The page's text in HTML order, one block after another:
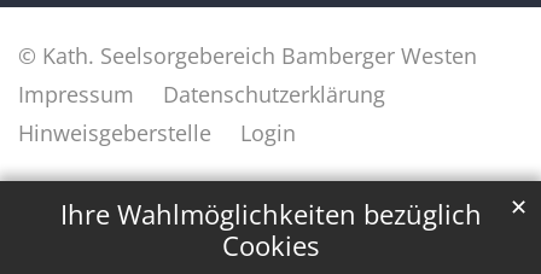
Ihre Wahlmöglichkeiten bezüglich
Cookies
✕
© Kath. Seelsorgebereich Bamberger Westen
Impressum
Datenschutzerklärung
Hinweisgeberstelle
Login